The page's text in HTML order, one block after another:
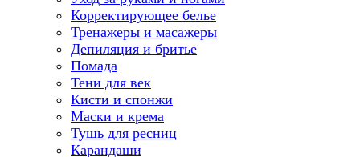
Корректирующее белье
Тренажеры и масажеры
Депиляция и бритье
Помада
Тени для век
Кисти и спонжи
Маски и крема
Тушь для ресниц
Карандаши